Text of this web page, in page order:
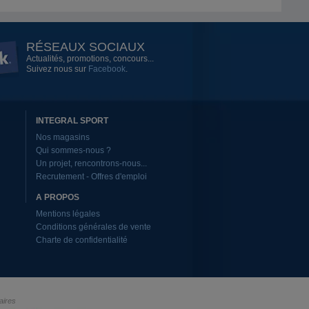
RÉSEAUX SOCIAUX
Actualités, promotions, concours...
Suivez nous sur Facebook.
INTEGRAL SPORT
Nos magasins
Qui sommes-nous ?
Un projet, rencontrons-nous...
Recrutement - Offres d'emploi
A PROPOS
Mentions légales
Conditions générales de vente
Charte de confidentialité